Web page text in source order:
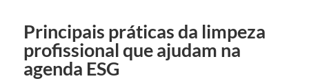
Principais práticas da limpeza
profissional que ajudam na
agenda ESG